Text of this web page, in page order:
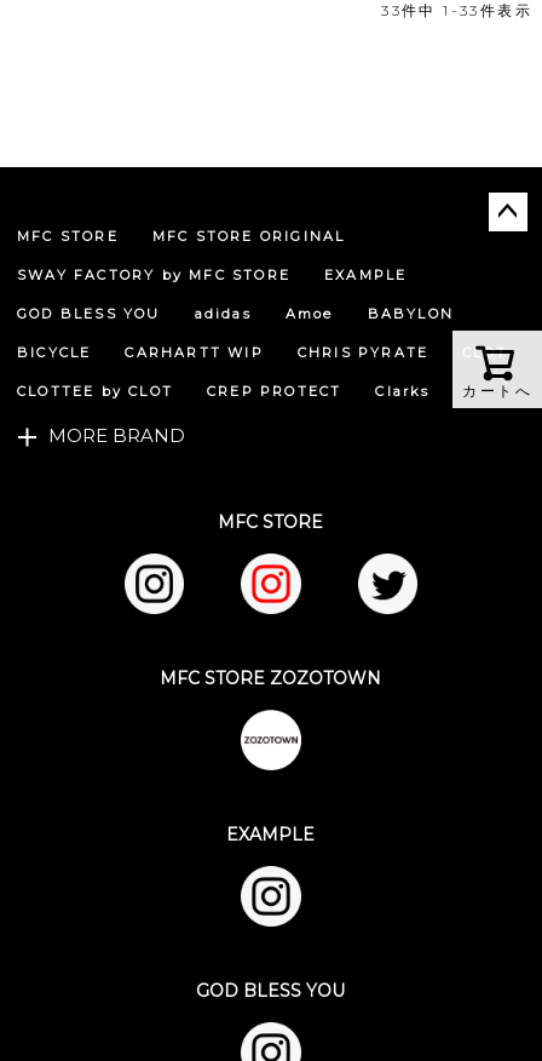
33件中 1 - 33 件表示
カートへ
MFC STORE MFC STORE ORIGINAL
SWAY FACTORY by MFC STORE EXAMPLE
GOD BLESS YOU adidas Amoe BABYLON
BICYCLE CARHARTT WIP CHRIS PYRATE CLOT
CLOTTEE by CLOT CREP PROTECT Clarks
MORE BRAND
MFC STORE
MFC STORE ZOZOTOWN
EXAMPLE
GOD BLESS YOU